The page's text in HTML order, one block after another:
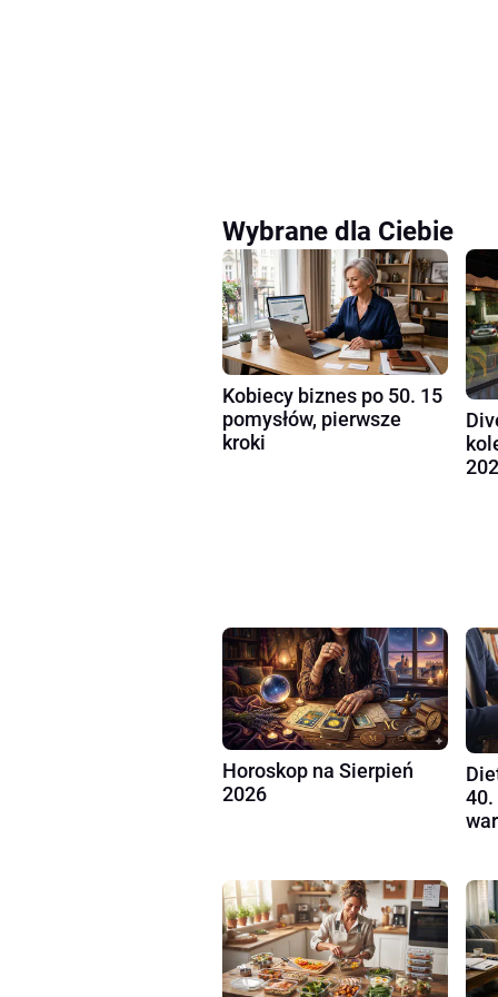
Wybrane dla Ciebie
Kobiecy biznes po 50. 15
pomysłów, pierwsze
kroki
Horoskop na Sierpień
2026
40.